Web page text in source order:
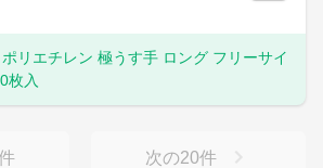
リエチレン 極うす手 ロング フリーサイ
枚入
次の20件